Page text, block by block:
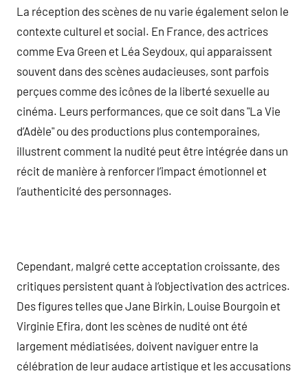
La réception des scènes de nu varie également selon le
contexte culturel et social. En France, des actrices
comme Eva Green et Léa Seydoux, qui apparaissent
souvent dans des scènes audacieuses, sont parfois
perçues comme des icônes de la liberté sexuelle au
cinéma. Leurs performances, que ce soit dans "La Vie
d’Adèle" ou des productions plus contemporaines,
illustrent comment la nudité peut être intégrée dans un
récit de manière à renforcer l’impact émotionnel et
l’authenticité des personnages.
Cependant, malgré cette acceptation croissante, des
critiques persistent quant à l’objectivation des actrices.
Des figures telles que Jane Birkin, Louise Bourgoin et
Virginie Efira, dont les scènes de nudité ont été
largement médiatisées, doivent naviguer entre la
célébration de leur audace artistique et les accusations